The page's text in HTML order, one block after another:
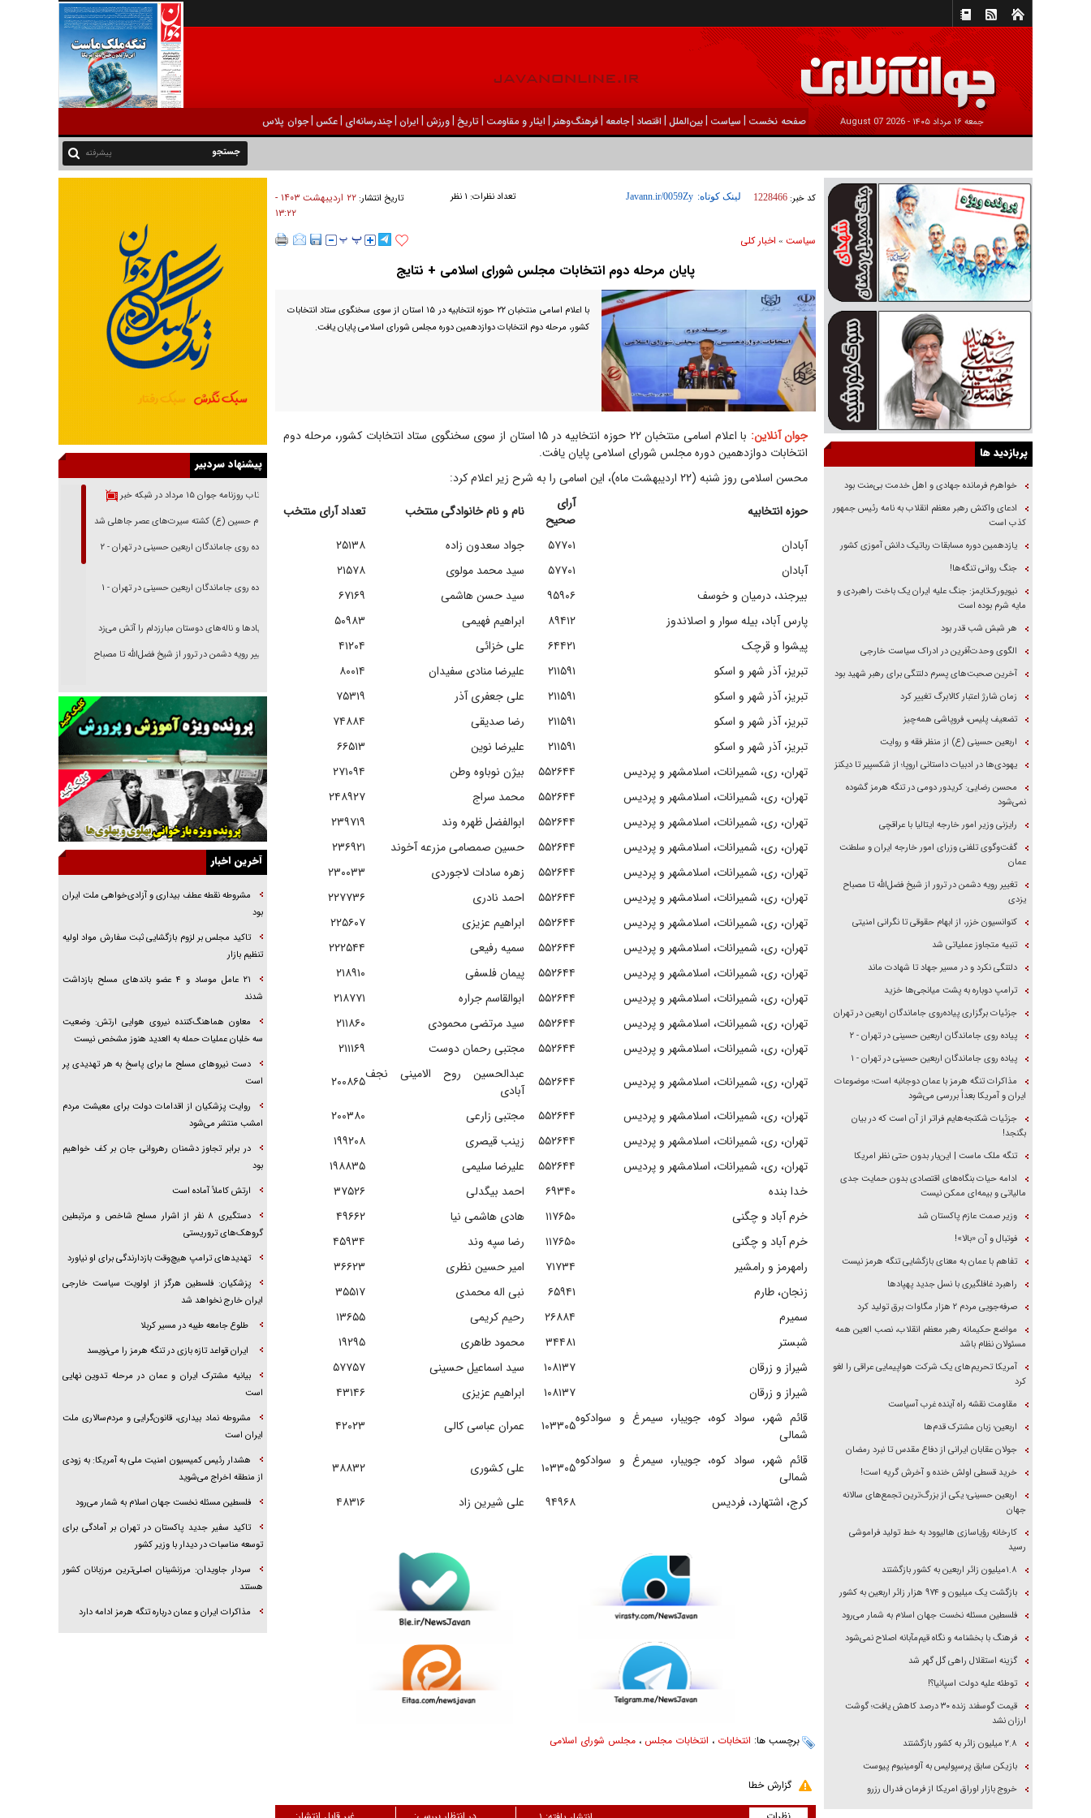
جمعه ۱۶ مرداد ۱۴۰۵ - 2026 August 07 صفحه نخست | سیاست |بين‌الملل | اقتصاد |جامعه |فرهنگ‌و‌هنر | ایثار و مقاومت |تاریخ |ورزش | ايران |چندرسانه‌ای |عکس |جوان پلاس
پیشرفته
کد خبر: 1228466 لینک کوتاه: تعداد نظرات: ۱ نظر تاریخ انتشار:
۲۲ ارديبهشت ۱۴۰۳ -
۱۳:۲۲
سیاست» اخبار کلی
پایان مرحله دوم انتخابات مجلس شورای اسلامی + نتایج
با اعلام اسامی منتخبان ۲۲ حوزه انتخابیه در ۱۵ استان از سوی سخنگوی ستاد انتخابات
کشور، مرحله دوم انتخابات دوازدهمین دوره مجلس شورای اسلامی پایان یافت.
جوان آنلاین:
با اعلام اسامی منتخبان ۲۲ حوزه انتخابیه در ۱۵ استان از سوی سخنگوی ستاد انتخابات کشور، مرحله دوم
انتخابات دوازدهمین دوره مجلس شورای اسلامی پایان یافت.
محسن اسلامی روز شنبه (۲۲ اردیبهشت ماه)، این اسامی را به شرح زیر اعلام کرد:
حوزه انتخابیه
آرای
صحیح
نام و نام خانوادگی منتخب
تعداد آرای منتخب
آبادان
۵۷۷۰۱ جواد سعدون زاده
۲۵۱۳۸
آبادان
۵۷۷۰۱ سید محمد مولوی
۲۱۵۷۸
بیرجند، درمیان و خوسف
۹۵۹۰۶ سید حسن هاشمی
۶۷۱۶۹
پارس آباد، بیله سوار و اصلاندوز
۸۹۴۱۲ ابراهیم فهیمی
۵۰۹۸۳
پیشوا و قرچک
۶۴۴۲۱ علی خزائی
۴۱۲۰۴
تبریز، آذر شهر و اسکو
۲۱۱۵۹۱ علیرضا منادی سفیدان
۸۰۰۱۴
تبریز، آذر شهر و اسکو
۲۱۱۵۹۱ علی جعفری آذر
۷۵۳۱۹
تبریز، آذر شهر و اسکو
۲۱۱۵۹۱ رضا صدیقی
۷۴۸۸۴
تبریز، آذر شهر و اسکو
۲۱۱۵۹۱ علیرضا نوین
۶۶۵۱۳
تهران، ری، شمیرانات، اسلامشهر و پردیس
۵۵۲۶۴۴ بیژن نوباوه وطن
۲۷۱۰۹۴
تهران، ری، شمیرانات، اسلامشهر و پردیس
۵۵۲۶۴۴ محمد سراج
۲۴۸۹۲۷
تهران، ری، شمیرانات، اسلامشهر و پردیس
۵۵۲۶۴۴ ابوالفضل ظهره وند
۲۳۹۷۱۹
تهران، ری، شمیرانات، اسلامشهر و پردیس
۵۵۲۶۴۴ حسین صمصامی مزرعه آخوند
۲۳۶۹۲۱
تهران، ری، شمیرانات، اسلامشهر و پردیس
۵۵۲۶۴۴ زهره سادات لاجوردی
۲۳۰۰۳۳
تهران، ری، شمیرانات، اسلامشهر و پردیس
۵۵۲۶۴۴ احمد نادری
۲۲۷۷۳۶
تهران، ری، شمیرانات، اسلامشهر و پردیس
۵۵۲۶۴۴ ابراهیم عزیزی
۲۲۵۶۰۷
تهران، ری، شمیرانات، اسلامشهر و پردیس
۵۵۲۶۴۴ سمیه رفیعی
۲۲۲۵۴۴
تهران، ری، شمیرانات، اسلامشهر و پردیس
۵۵۲۶۴۴ پیمان فلسفی
۲۱۸۹۱۰
تهران، ری، شمیرانات، اسلامشهر و پردیس
۵۵۲۶۴۴ ابوالقاسم جراره
۲۱۸۷۷۱
تهران، ری، شمیرانات، اسلامشهر و پردیس
۵۵۲۶۴۴ سید مرتضی محمودی
۲۱۱۸۶۰
تهران، ری، شمیرانات، اسلامشهر و پردیس
۵۵۲۶۴۴ مجتبی رحمان دوست
۲۱۱۱۶۹
تهران، ری، شمیرانات، اسلامشهر و پردیس
۵۵۲۶۴۴
عبدالحسین روح الامینی نجف
آبادی
۲۰۰۸۶۵
تهران، ری، شمیرانات، اسلامشهر و پردیس
۵۵۲۶۴۴ مجتبی زارعی
۲۰۰۳۸۰
تهران، ری، شمیرانات، اسلامشهر و پردیس
۵۵۲۶۴۴ زینب قیصری
۱۹۹۲۰۸
تهران، ری، شمیرانات، اسلامشهر و پردیس
۵۵۲۶۴۴ علیرضا سلیمی
۱۹۸۸۳۵
خدا بنده
۶۹۳۴۰ احمد بیگدلی
۳۷۵۲۶
خرم آباد و چگنی
۱۱۷۶۵۰ هادی هاشمی نیا
۴۹۶۶۲
خرم آباد و چگنی
۱۱۷۶۵۰ رضا سپه وند
۴۵۹۳۴
رامهرمز و رامشیر
۷۱۷۳۴ امیر حسین نظری
۳۶۶۲۳
زنجان، طارم
۶۵۹۴۱ نبی اله محمدی
۳۵۵۱۷
سمیرم
۲۶۸۸۴ رحیم کریمی
۱۳۶۵۵
شبستر
۳۴۴۸۱ محمود طاهری
۱۹۲۹۵
شیراز و زرقان
۱۰۸۱۳۷ سید اسماعیل حسینی
۵۷۷۵۷
شیراز و زرقان
۱۰۸۱۳۷ ابراهیم عزیزی
۴۳۱۴۶
قائم شهر، سواد کوه، جویبار، سیمرغ و سوادکوه
شمالی
۱۰۳۳۰۵ عمران عباسی کالی
۴۲۰۲۳
قائم شهر، سواد کوه، جویبار، سیمرغ و سوادکوه
شمالی
۱۰۳۳۰۵ علی کشوری
۳۸۸۳۲
کرج، اشتهارد، فردیس
۹۴۹۶۸ علی شیرین زاد ۴۸۳۱۶
برچسب ها: انتخابات ، انتخابات مجلس ، مجلس شورای اسلامی
گزارش خطا
پربازدید ها
خواهرم فرمانده جهادی و اهل خدمت بی‌منت بود
ادعای واکنش رهبر معظم انقلاب به نامه رئیس جمهور
کذب است
یازدهمین دوره مسابقات رباتیک دانش آموزی کشور
جنگ روانی تنگه‌ها!
نیویورک‌تایمز: جنگ علیه ایران یک باخت راهبردی و
مایه شرم بوده است
هر شبش شب قدر بود
الگوی وحدت‌آفرین در ادراک سیاست خارجی
آخرین صحبت‌های پسرم دلتنگی برای رهبر شهید بود
زمان شارژ اعتبار کالابرگ تغییر کرد
تضعیف پلیس، فروپاشی همه‌چیز
اربعین حسینی (ع) از منظر فقه و روایت
یهودی‌ها در ادبیات داستانی اروپا؛ از شکسپیر تا دیکنز
محسن رضایی: کریدور دومی در تنگه هرمز گشوده
نمی‌شود
رایزنی وزیر امور خارجه ایتالیا با عراقچی
گفت‌وگوی تلفنی وزرای امور خارجه ایران و سلطنت
عمان
تغییر رویه دشمن در ترور از شیخ فضل‌الله تا مصباح
یزدی
کنوانسیون خزر، از ابهام حقوقی تا نگرانی امنیتی
تنبیه متجاوز عملیاتی شد
دلتنگی نکرد و در مسیر جهاد تا شهادت ماند
ترامپ دوباره به پشت میانجی‌ها خزید
جزئیات برگزاری پیاده‌روی جاماندگان اربعین در تهران
پیاده روی جاماندگان اربعین حسینی در تهران - ۲
پیاده روی جاماندگان اربعین حسینی در تهران - ۱
مذاکرات تنگه هرمز با عمان دوجانبه است؛ موضوعات
ایران و آمریکا بعداً بررسی می‌شود
جزئیات شکنجه‌هایم فراتر از آن است که در بیان
بگنجد!
تنگه ملک ماست | این‌بار بدون حتی نظر امریکا
ادامه حیات بنگاه‌های اقتصادی بدون حمایت جدی
مالیاتی و بیمه‌ای ممکن نیست
وزیر صمت عازم پاکستان شد
فوتبال و آن «بالا»!
تفاهم با عمان به معنای بازگشایی تنگه هرمز نیست
راهبرد غافلگیری با نسل جدید پهپاد‌ها
صرفه‌جویی مردم ۲ هزار مگاوات برق تولید کرد
مواضع حکیمانه رهبر معظم انقلاب، نصب العین همه
مسئولان نظام باشد
آمریکا تحریم‌های یک شرکت هواپیمایی عراقی را لغو
کرد
مقاومت نقشه راه آینده غرب آسیاست
اربعین؛ زبان مشترک قدم‌ها
جولان عقابان ایرانی از دفاع مقدس تا نبرد رمضان
خرید قسطی اولش خنده و آخرش گریه است!
اربعین حسینی؛ یکی از بزرگ‌ترین تجمع‌های سالانه
جهان
کارخانه رؤیاسازی هالیوود به خط تولید فراموشی
رسید
۱.۸میلیون زائر اربعین به کشور بازگشتند
بازگشت یک میلیون و ۹۷۴ هزار زائر اربعین به کشور
فلسطین مسئله نخست جهان اسلام به شمار می‌رود
فرهنگ با بخشنامه و نگاه قیم‌مآبانه اصلاح نمی‌شود
گزینه استقلال راهی گل گهر شد
توطئه علیه دولت اسپانیا؟!
قیمت گوسفند زنده ۳۰ درصد کاهش یافت؛ گوشت
ارزان نشد
۲.۸ میلیون زائر به کشور بازگشتند
بازیکن سابق پرسپولیس به آلومینیوم پیوست
خروج بازار اوراق امریکا از فرمان فدرال رزرو
پیشنهاد سردبیر
بازتاب روزنامه جوان ۱۵ مرداد در شبکه خبر
امام حسین (ع) کشته سیرت‌های عصر جاهلی شد
پیاده روی جاماندگان اربعین حسینی در تهران - ۲
پیاده روی جاماندگان اربعین حسینی در تهران - ۱
فریاد‌ها و ناله‌های دوستان مبارزدلم را آتش می‌زد
تغییر رویه دشمن در ترور از شیخ فضل‌الله تا مصباح
خرید قسطی اولش خنده و آخرش گریه است!
فوتبال و آن «بالا»!
راهبرد غافلگیری با نسل جدید پهپاد‌ها
جنجال پزشکان تقلبی در صنعت زیبایی
یهودی‌ها در ادبیات داستانی اروپا؛ از شکسپیر تا
دیکنز
گفت‌وگو با خواهر یکی از شهدای جنگ رمضان/
خواهرم فرمانده جهادی و اهل خدمت بی‌منت بود
بگنجد!
برابر یورش به پاسگاه‌های پلیس
تحلیل ابعاد پیام رهبر انقلاب به حزب‌الله/ مقاومت
نقشه راه آینده غرب آسیا
آخرین اخبار
مشروطه نقطه عطف بیداری و آزادی‌خواهی ملت ایران
بود
تاکید مجلس بر لزوم بازگشایی ثبت سفارش مواد اولیه
تنظیم بازار
۲۱ عامل موساد و ۴ عضو باند‌های مسلح بازداشت
شدند
معاون هماهنگ‌کننده نیروی هوایی ارتش: وضعیت
سه خلبان عملیات حمله به العدید هنوز مشخص نیست
دست نیرو‌های مسلح ما برای پاسخ به هر تهدیدی پر
است
روایت پزشکیان از اقدامات دولت برای معیشت مردم
امشب منتشر می‌شود
در برابر تجاوز دشمنان رهروانی جان بر کف خواهیم
بود
ارتش کاملاً آماده است
دستگیری ۸ نفر از اشرار مسلح شاخص و مرتبطین
گروهک‌های تروریستی
تهدید‌های ترامپ هیچ‌وقت بازدارندگی برای او نیاورد
پزشکیان: فلسطین هرگز از اولویت سیاست خارجی
ایران خارج نخواهد شد
طلوع جامعه طیبه در مسیر کربلا
ایران قواعد تازه بازی در تنگه هرمز را می‌نویسد
بیانیه مشترک ایران و عمان در مرحله تدوین نهایی
است
مشروطه نماد بیداری، قانون‌گرایی و مردم‌سالاری ملت
ایران است
هشدار رئیس کمیسیون امنیت ملی به آمریکا: به زودی
از منطقه اخراج می‌شوید
فلسطین مسئله نخست جهان اسلام به شمار می‌رود
تاکید سفیر جدید پاکستان در تهران بر آمادگی برای
توسعه مناسبات در دیدار با وزیر کشور
سردار جاویدان: مرزنشینان اصلی‌ترین مرزبانان کشور
هستند
مذاکرات ایران و عمان درباره تنگه هرمز ادامه دارد